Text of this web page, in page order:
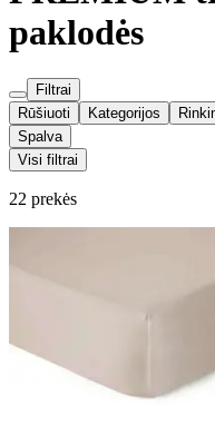
paklodės
Filtrai
Rūšiuoti
Kategorijos
Spalva
Visi filtrai
22 prekės